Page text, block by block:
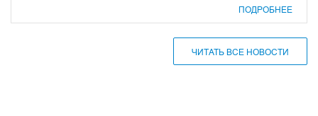
ПОДРОБНЕЕ
ЧИТАТЬ ВСЕ НОВОСТИ